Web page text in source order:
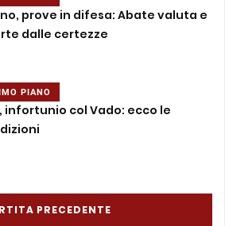
prove in difesa: Abate valuta e
dalle certezze
PIANO
infortunio col Vado: ecco le
PRECEDENTE